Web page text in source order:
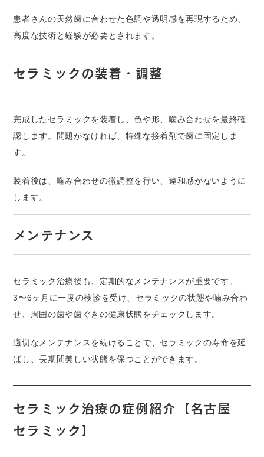
患者さんの天然歯に合わせた色調や透明感を再現するため、
高度な技術と経験が必要とされます。
セラミックの装着・調整
完成したセラミックを装着し、色や形、噛み合わせを最終確
認します。問題がなければ、特殊な接着剤で歯に固定しま
す。
装着後は、噛み合わせの微調整を行い、違和感がないように
します。
メンテナンス
セラミック治療後も、定期的なメンテナンスが重要です。
3〜6ヶ月に一度の検診を受け、セラミックの状態や噛み合わ
せ、周囲の歯や歯ぐきの健康状態をチェックします。
適切なメンテナンスを続けることで、セラミックの寿命を延
ばし、長期間美しい状態を保つことができます。
セラミック治療の症例紹介 【名古屋
セラミック】